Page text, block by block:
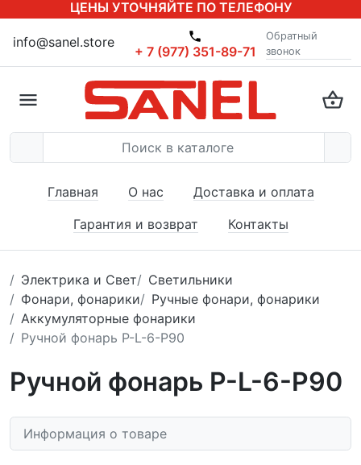
ЦЕНЫ УТОЧНЯЙТЕ ПО ТЕЛЕФОНУ
info@sanel.store
+ 7 (977) 351-89-71
Обратный
звонок
Главная О нас
Доставка и оплата
Гарантия и возврат
Контакты
Электрика и Свет
Светильники
Фонари, фонарики
Ручные фонари, фонарики
Аккумуляторные фонарики
Ручной фонарь P-L-6-P90
Ручной фонарь P-L-6-P90
Информация о товаре